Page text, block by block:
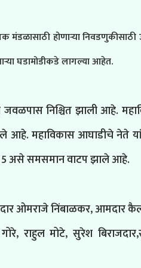
मंडळासाठी होणाऱ्या निवडणुकीसाठी
घडामोडीकडे लागल्या आहेत.
जवळपास निश्चित झाली आहे.
आहे. महाविकास आघाडीचे नेते
5 असे समसमान वाटप झाले आहे.
ओमराजे निंबाळकर, आमदार
गोरे, राहुल मोटे, सुरेश